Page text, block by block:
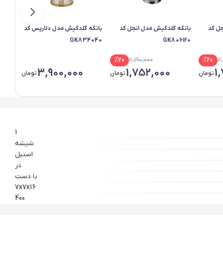
کد
%20
تومان
بانکه گلدکیش مدل انجل کد
GK806120
2,190,000
%20
1,752,000تومان
بانکه گلدکیش مدل دلاریس کد
GK834040
3,900,000تومان
1
شیشه
استیل
در
با دست
7x7x16
400